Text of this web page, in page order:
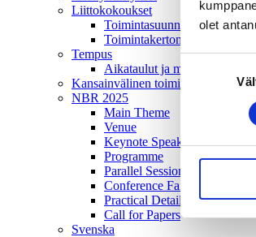
olet
Liittokokoukset
Toimintasuunnitelma
Toimintakertomus
Tempus
Aikataulut ja mediatiedot
Kansainvälinen toiminta
NBR 2025
Main Theme
Venue
Keynote Speakers
Programme
Parallel Sessions
Conference Fair and Poster
Practical Details
Call for Papers
Svenska